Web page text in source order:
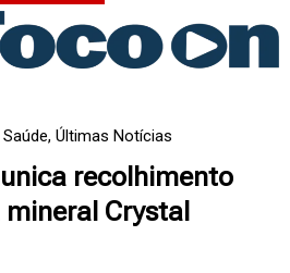
Saúde, Últimas Notícias
recolhimento
Crystal